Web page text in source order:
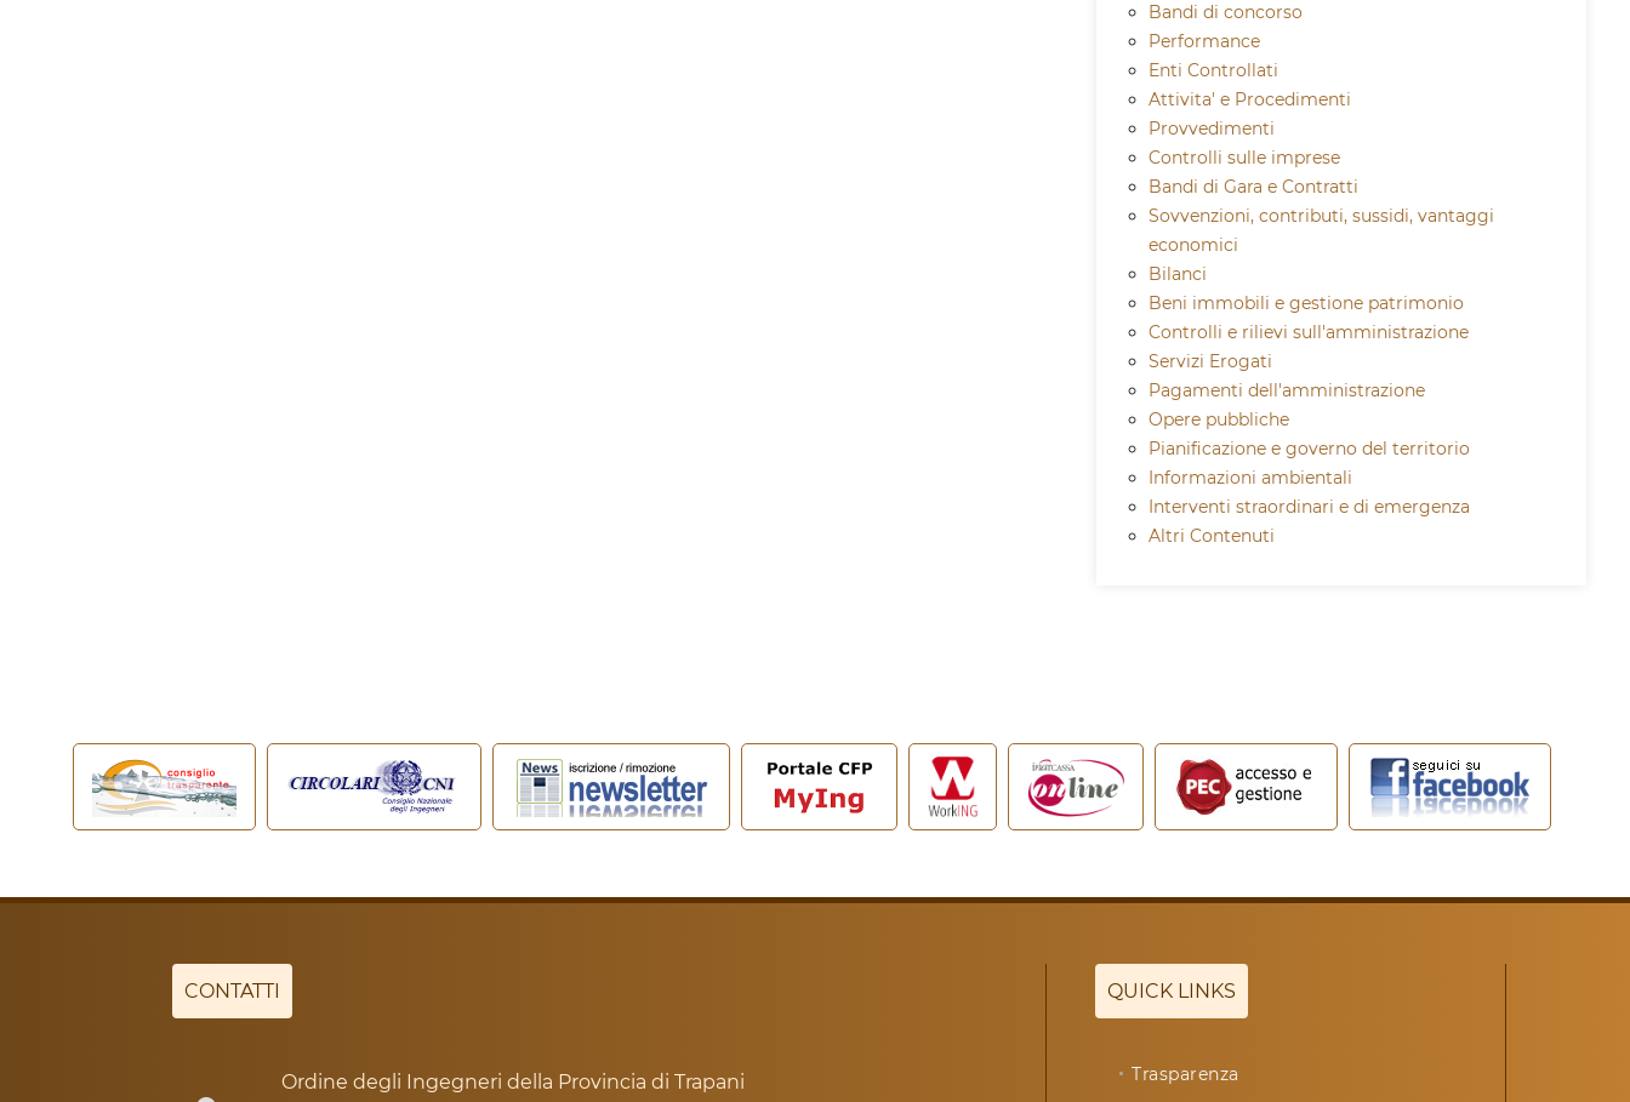
Bandi di concorso
Performance
Enti Controllati
Attivita' e Procedimenti
Provvedimenti
Controlli sulle imprese
Bandi di Gara e Contratti
Sovvenzioni, contributi, sussidi, vantaggi
economici
Bilanci
Beni immobili e gestione patrimonio
Controlli e rilievi sull'amministrazione
Servizi Erogati
Pagamenti dell'amministrazione
Opere pubbliche
Pianificazione e governo del territorio
Informazioni ambientali
Interventi straordinari e di emergenza
Altri Contenuti
CONTATTI
Ordine degli Ingegneri della Provincia di Trapani
QUICK LINKS
Trasparenza